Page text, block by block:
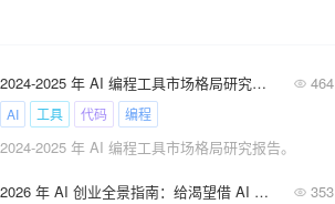
2024-2025 年 AI 编程工具市场格局研究报告 464
AI 工具 代码 编程
2024-2025 年 AI 编程工具市场格局研究报告。
2026 年 AI 创业全景指南：给渴望借 AI 逐梦的人! 353